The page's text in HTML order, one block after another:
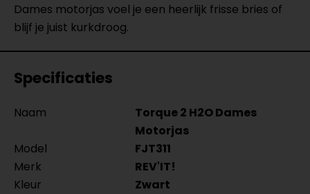
Dames motorjas voel je een heerlijk frisse bries of
blijf je juist kurkdroog.
Specificaties
Naam
Torque 2 H2O Dames
Motorjas
Model
FJT311
Merk
REV'IT!
Kleur
Zwart